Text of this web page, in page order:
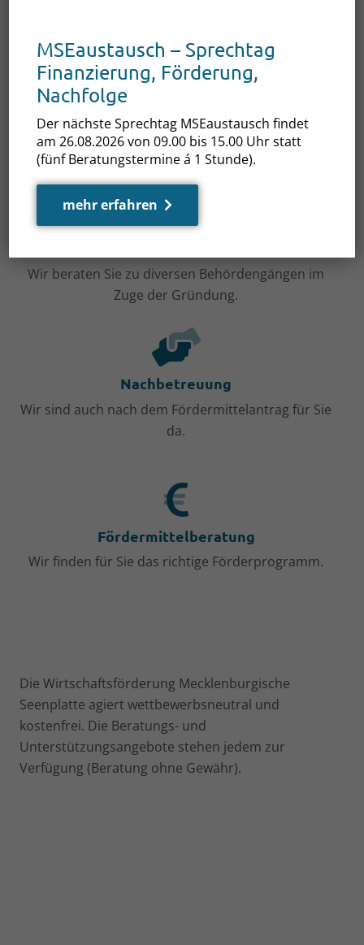
Wir vermitteln Kontakte zu spezialisierten
Institutionen und weiteren Beratungsstellen.
Wir beraten Sie zu diversen Behördengängen im
Zuge der Gründung.
Nachbetreuung
Wir sind auch nach dem Fördermittelantrag für Sie
da.
Fördermittelberatung
Wir finden für Sie das richtige Förderprogramm.
Die Wirtschaftsförderung Mecklenburgische
Seenplatte agiert wettbewerbsneutral und
kostenfrei. Die Beratungs- und
Unterstützungsangebote stehen jedem zur
Verfügung (Beratung ohne Gewähr).
MSEaustausch – Sprechtag
Finanzierung, Förderung,
Nachfolge
Der nächste Sprechtag MSEaustausch findet
am 26.08.2026 von 09.00 bis 15.00 Uhr statt
(fünf Beratungstermine á 1 Stunde).
mehr erfahren